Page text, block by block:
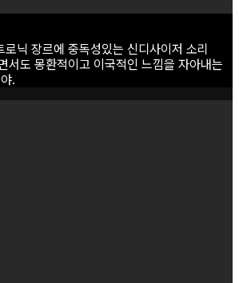
로닉 장르에 중독성있는 신디사이저 소리
서도 몽환적이고 이국적인 느낌을 자아내는
.